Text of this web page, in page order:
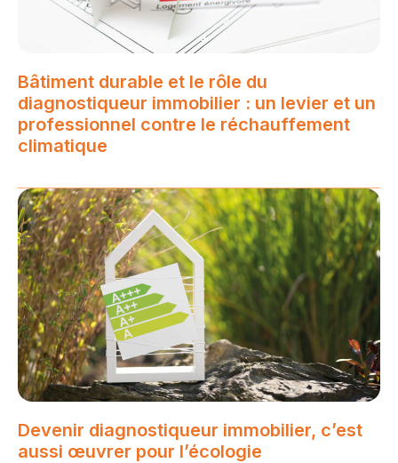
Bâtiment durable et le rôle du
diagnostiqueur immobilier : un levier et un
professionnel contre le réchauffement
climatique
Devenir diagnostiqueur immobilier, c’est
aussi œuvrer pour l’écologie